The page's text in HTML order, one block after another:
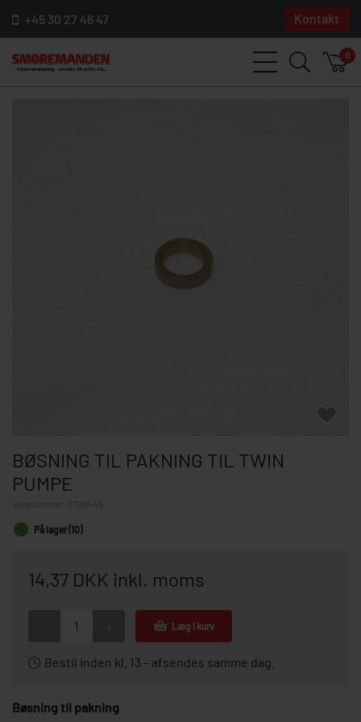
+45 30 27 46 47 Kontakt
0
BØSNING TIL PAKNING TIL TWIN
PUMPE
F126446
På lager (10)
14,37 DKK inkl. moms
Læg i kurv
Bestil inden kl. 13 – afsendes samme dag.
Bøsning til pakning